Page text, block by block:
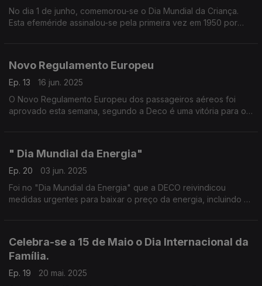
No dia 1 de junho, comemorou-se o Dia Mundial da Criança.
Esta efeméride assinalou-se pela primeira vez em 1950 por
Novo Regulamento Europeu
Ep. 13
16 jun. 2025
O Novo Regulamento Europeu dos passageiros aéreos foi
aprovado esta semana, segundo a Deco é uma vitória para os
" Dia Mundial da Energia"
Ep. 20
03 jun. 2025
Foi no "Dia Mundial da Energia" que a DECO reivindicou
medidas urgentes para baixar o preço da energia, incluindo o
Celebra-se a 15 de Maio o Dia Internacional da
Família.
Ep. 19
20 mai. 2025